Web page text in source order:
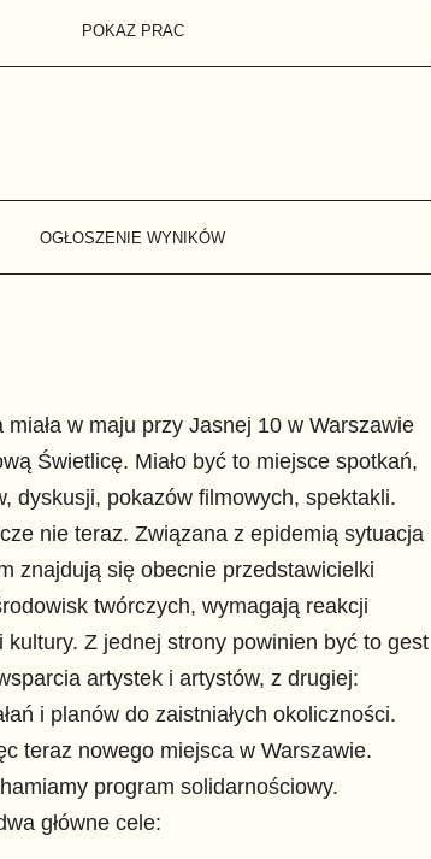
POKAZ PRAC
OGŁOSZENIE WYNIKÓW
w maju przy Jasnej 10 w Warszawie
Świetlicę. Miało być to miejsce spotkań,
dyskusji, pokazów filmowych, spektakli.
nie teraz. Związana z epidemią sytuacja
znajdują się obecnie przedstawicielki
twórczych, wymagają reakcji
kultury. Z jednej strony powinien być to gest
artystek i artystów, z drugiej:
i planów do zaistniałych okoliczności.
teraz nowego miejsca w Warszawie.
program solidarnościowy.
główne cele: